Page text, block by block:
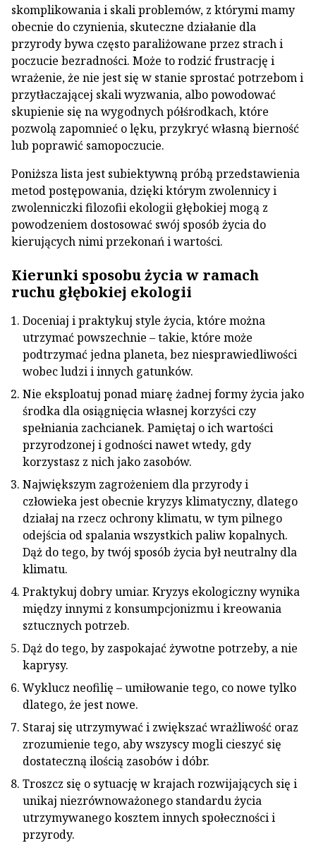
skomplikowania i skali problemów, z którymi mamy
obecnie do czynienia, skuteczne działanie dla
przyrody bywa często paraliżowane przez strach i
poczucie bezradności. Może to rodzić frustrację i
wrażenie, że nie jest się w stanie sprostać potrzebom i
przytłaczającej skali wyzwania, albo powodować
skupienie się na wygodnych półśrodkach, które
pozwolą zapomnieć o lęku, przykryć własną bierność
lub poprawić samopoczucie.
Poniższa lista jest subiektywną próbą przedstawienia
metod postępowania, dzięki którym zwolennicy i
zwolenniczki filozofii ekologii głębokiej mogą z
powodzeniem dostosować swój sposób życia do
kierujących nimi przekonań i wartości.
Kierunki sposobu życia w ramach
ruchu głębokiej ekologii
Doceniaj i praktykuj style życia, które można
utrzymać powszechnie – takie, które może
podtrzymać jedna planeta, bez niesprawiedliwości
wobec ludzi i innych gatunków.
Nie eksploatuj ponad miarę żadnej formy życia jako
środka dla osiągnięcia własnej korzyści czy
spełniania zachcianek. Pamiętaj o ich wartości
przyrodzonej i godności nawet wtedy, gdy
korzystasz z nich jako zasobów.
Największym zagrożeniem dla przyrody i
człowieka jest obecnie kryzys klimatyczny, dlatego
działaj na rzecz ochrony klimatu, w tym pilnego
odejścia od spalania wszystkich paliw kopalnych.
Dąż do tego, by twój sposób życia był neutralny dla
klimatu.
Praktykuj dobry umiar. Kryzys ekologiczny wynika
między innymi z konsumpcjonizmu i kreowania
sztucznych potrzeb.
Dąż do tego, by zaspokajać żywotne potrzeby, a nie
kaprysy.
Wyklucz neofilię – umiłowanie tego, co nowe tylko
dlatego, że jest nowe.
Staraj się utrzymywać i zwiększać wrażliwość oraz
zrozumienie tego, aby wszyscy mogli cieszyć się
dostateczną ilością zasobów i dóbr.
Troszcz się o sytuację w krajach rozwijających się i
unikaj niezrównoważonego standardu życia
utrzymywanego kosztem innych społeczności i
przyrody.